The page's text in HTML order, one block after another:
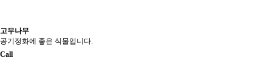
고무나무
공기정화에 좋은 식물입니다.
Call